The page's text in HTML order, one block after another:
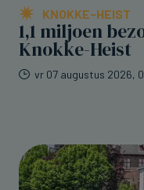
KNOKKE-HEIST
1,1 miljoen
Knokke-Heist
vr 07 augustus 2026,